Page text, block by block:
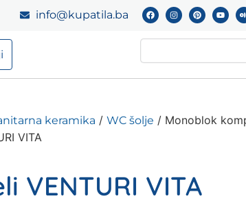
info@kupatila.ba
keramika /WC šolje / Monoblok
VITA
VENTURI VITA